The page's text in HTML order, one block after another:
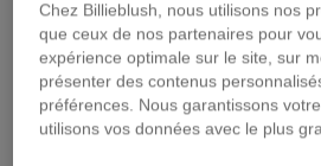
Sweat à
dès 55,00 €
Payez en 4 fois sans frais avec
🔒Paiement sécurisé & retours faciles
Chez Billieblush, nous utilisons nos
que ceux de nos partenaires pour
expérience optimale sur le site, sur
présenter des contenus
préférences. Nous garantissons
utilisons vos données avec le plus